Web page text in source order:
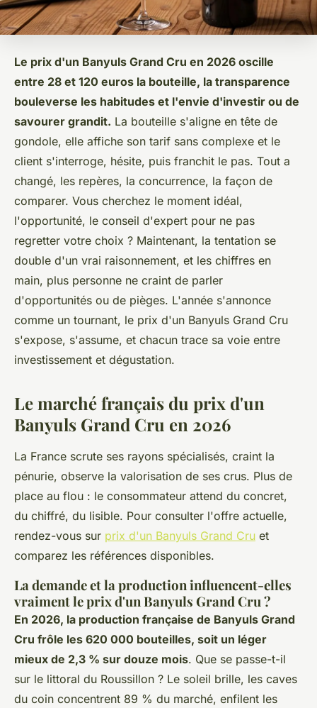
Le prix d'un Banyuls Grand Cru en 2026 oscille
entre 28 et 120 euros la bouteille, la transparence
bouleverse les habitudes et l'envie d'investir ou de
savourer grandit. La bouteille s'aligne en tête de
gondole, elle affiche son tarif sans complexe et le
client s'interroge, hésite, puis franchit le pas. Tout a
changé, les repères, la concurrence, la façon de
comparer. Vous cherchez le moment idéal,
l'opportunité, le conseil d'expert pour ne pas
regretter votre choix ? Maintenant, la tentation se
double d'un vrai raisonnement, et les chiffres en
main, plus personne ne craint de parler
d'opportunités ou de pièges. L'année s'annonce
comme un tournant, le prix d'un Banyuls Grand Cru
s'expose, s'assume, et chacun trace sa voie entre
investissement et dégustation.
Le marché français du prix d'un
Banyuls Grand Cru en 2026
La France scrute ses rayons spécialisés, craint la
pénurie, observe la valorisation de ses crus. Plus de
place au flou : le consommateur attend du concret,
du chiffré, du lisible. Pour consulter l'offre actuelle,
rendez-vous sur prix d'un Banyuls Grand Cru et
comparez les références disponibles.
La demande et la production influencent-elles
vraiment le prix d'un Banyuls Grand Cru ?
En 2026, la production française de Banyuls Grand
Cru frôle les 620 000 bouteilles, soit un léger
mieux de 2,3 % sur douze mois. Que se passe-t-il
sur le littoral du Roussillon ? Le soleil brille, les caves
du coin concentrent 89 % du marché, enfilent les